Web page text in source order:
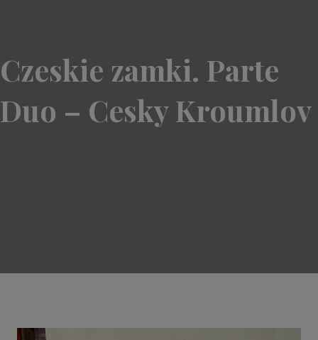
Czeskie zamki. Parte
Duo – Cesky Kroumlov